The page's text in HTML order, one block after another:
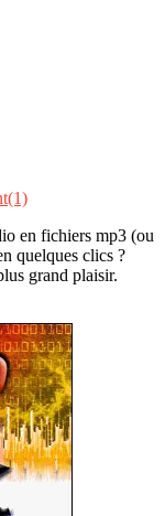
en fichiers mp3 (ou
quelques clics ?
grand plaisir.